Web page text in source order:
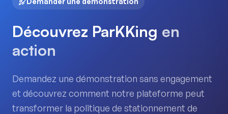
Découvrez ParKKing en
action
Demandez une démonstration sans engagement
et découvrez comment notre plateforme peut
transformer la politique de stationnement de